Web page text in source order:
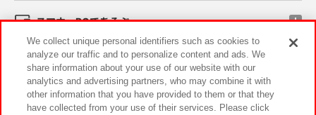
スマホ・PCであそぶ
イベント・キャンペーン
We collect unique personal identifiers such as cookies to
analyze our traffic and to personalize content and ads. We
share information about your use of our website with our
analytics and advertising partners, who may combine it with
other information that you have provided to them or that they
have collected from your use of their services. Please click